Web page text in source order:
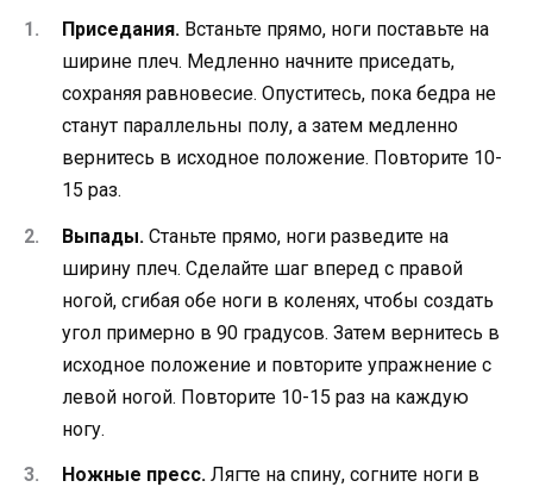
Приседания. Встаньте прямо, ноги поставьте на
ширине плеч. Медленно начните приседать,
сохраняя равновесие. Опуститесь, пока бедра не
станут параллельны полу, а затем медленно
вернитесь в исходное положение. Повторите 10-
15 раз.
Выпады. Станьте прямо, ноги разведите на
ширину плеч. Сделайте шаг вперед с правой
ногой, сгибая обе ноги в коленях, чтобы создать
угол примерно в 90 градусов. Затем вернитесь в
исходное положение и повторите упражнение с
левой ногой. Повторите 10-15 раз на каждую
ногу.
Ножные пресс. Лягте на спину, согните ноги в